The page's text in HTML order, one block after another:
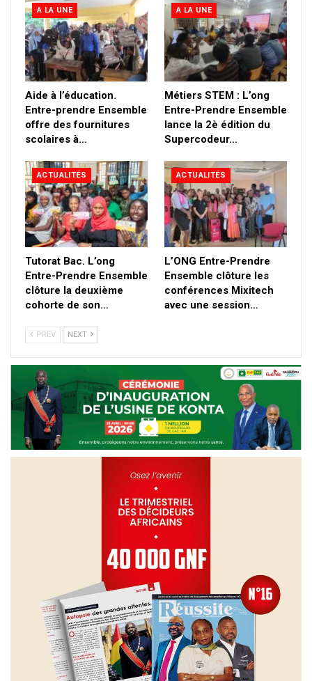
A LA UNE
Aide à l’éducation.
Entre-prendre Ensemble
offre des fournitures
scolaires à…
A LA UNE
Métiers STEM : L’ong
Entre-Prendre Ensemble
lance la 2è édition du
Supercodeur…
ACTUALITÉS
Tutorat Bac. L’ong
Entre-Prendre Ensemble
clôture la deuxième
cohorte de son…
ACTUALITÉS
L’ONG Entre-Prendre
Ensemble clôture les
conférences Mixitech
avec une session…
PREV NEXT